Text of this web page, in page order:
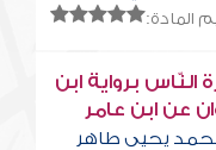
المادة:
النّاس برواية ابن
عن ابن عامر
يحيى طاهر